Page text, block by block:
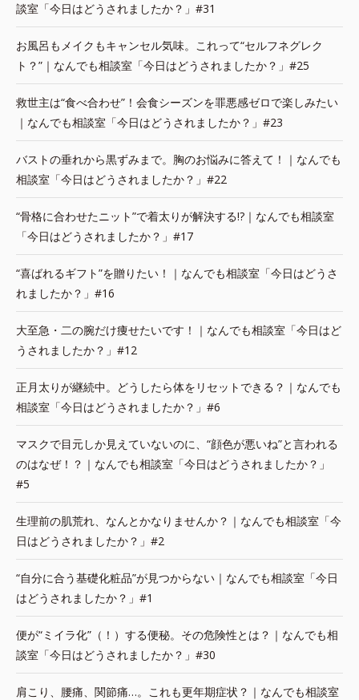
談室「今日はどうされましたか？」#31
お風呂もメイクもキャンセル気味。これって“セルフネグレク
ト？”｜なんでも相談室「今日はどうされましたか？」#25
救世主は“食べ合わせ”！会食シーズンを罪悪感ゼロで楽しみたい
｜なんでも相談室「今日はどうされましたか？」#23
バストの垂れから黒ずみまで。胸のお悩みに答えて！｜なんでも
相談室「今日はどうされましたか？」#22
“骨格に合わせたニット”で着太りが解決する!?｜なんでも相談室
「今日はどうされましたか？」#17
“喜ばれるギフト”を贈りたい！｜なんでも相談室「今日はどうさ
れましたか？」#16
大至急・二の腕だけ痩せたいです！｜なんでも相談室「今日はど
うされましたか？」#12
正月太りが継続中。どうしたら体をリセットできる？｜なんでも
相談室「今日はどうされましたか？」#6
マスクで目元しか見えていないのに、“顔色が悪いね”と言われる
のはなぜ！？｜なんでも相談室「今日はどうされましたか？」
#5
生理前の肌荒れ、なんとかなりませんか？｜なんでも相談室「今
日はどうされましたか？」#2
“自分に合う基礎化粧品”が見つからない｜なんでも相談室「今日
はどうされましたか？」#1
便が“ミイラ化”（！）する便秘。その危険性とは？｜なんでも相
談室「今日はどうされましたか？」#30
肩こり、腰痛、関節痛…。これも更年期症状？｜なんでも相談室